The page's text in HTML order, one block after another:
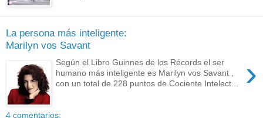
La persona más inteligente:
Marilyn vos Savant
›
Según el Libro Guinnes de los Récords el ser
humano más inteligente es Marilyn vos Savant ,
con un total de 228 puntos de Cociente Intelect...
4 comentarios: